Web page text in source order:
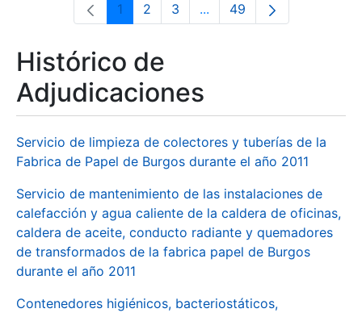
Página
1 Página
2 Página
3 ...Páginas intermedias Use
Página
49
Histórico de
Adjudicaciones
Servicio de limpieza de colectores y tuberías de la
Fabrica de Papel de Burgos durante el año 2011
Servicio de mantenimiento de las instalaciones de
calefacción y agua caliente de la caldera de oficinas,
caldera de aceite, conducto radiante y quemadores
de transformados de la fabrica papel de Burgos
durante el año 2011
Contenedores higiénicos, bacteriostáticos,